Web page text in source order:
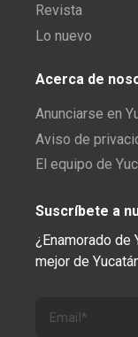
Revista
Lo nuevo
Acerca de
Anunciarse en
Aviso de
El equipo de
Suscríbete a
¿Enamorado de
mejor de